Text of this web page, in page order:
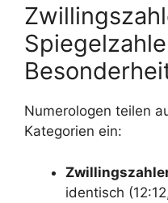
Numerologen teilen
Kategorien ein:
identisch